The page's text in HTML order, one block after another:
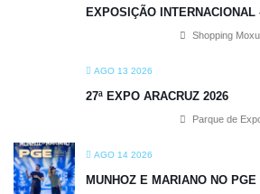
EXPOSIÇÃO INTERNACIONAL
Shopping
AGO 13 2026
27ª EXPO ARACRUZ 2026
Parque de
AGO 14 2026
MUNHOZ E MARIANO NO